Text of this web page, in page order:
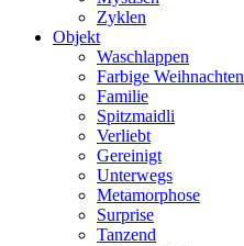
Zyklen
Objekt
Waschlappen
Farbige Weihnachten
Familie
Spitzmaidli
Verliebt
Gereinigt
Unterwegs
Metamorphose
Surprise
Tanzend